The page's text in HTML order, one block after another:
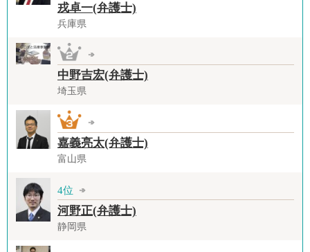
戎卓一(弁護士)
兵庫県
中野吉宏(弁護士)
埼玉県
嘉義亮太(弁護士)
富山県
4位
河野正(弁護士)
静岡県